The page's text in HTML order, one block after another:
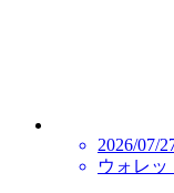
2026/07/
ウォレッ